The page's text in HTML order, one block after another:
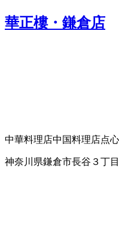
華正樓・鎌倉店
中華料理店中国料理店点
神奈川県鎌倉市長谷３丁